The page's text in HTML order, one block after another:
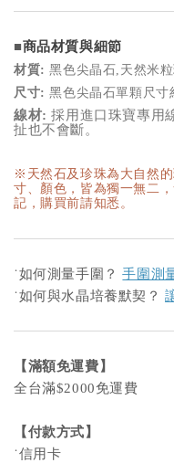
■商品材質與細節
材質:黑色尖晶石,天然米粒
尺寸:黑色尖晶石單顆尺寸
線材: 採用進口珠寶專用
扯也不會斷。
※天然石及珍珠為大自然
寸、顏色，皆為獨一無二
記，購買前請知悉。
˙如何測量手圍？ 手圍測
˙如何與水晶培養默契？
【滿額免運費】
全台滿$2000免運費
【付款方式】
˙信用卡